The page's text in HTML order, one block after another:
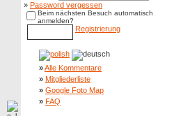
» Password vergessen
Beim nächsten Besuch automatisch
anmelden?
Registrierung
»Alle Kommentare
» Mitgliederliste
» Google Foto Map
» FAQ